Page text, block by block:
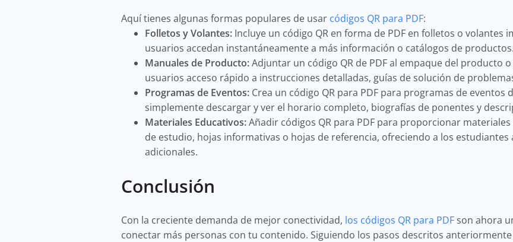
Aquí tienes algunas formas populares de usar códigos QR para PDF:
Folletos y Volantes: Incluye un código QR en forma de PDF en folletos o volantes
usuarios accedan instantáneamente a más información o catálogos de productos.
Manuales de Producto:Adjuntar un código QR de PDF al empaque del producto
usuarios acceso rápido a instrucciones detalladas, guías de solución de
Programas de Eventos: Crea un código QR para PDF para programas de
simplemente descargar y ver el horario completo, biografías de ponentes y
Materiales Educativos:Añadir códigos QR para PDF para proporcionar
de estudio, hojas informativas o hojas de referencia, ofreciendo a los
adicionales.
Conclusión
Con la creciente demanda de mejor conectividad, los códigos QR para PDF son ahora
conectar más personas con tu contenido. Siguiendo los pasos descritos